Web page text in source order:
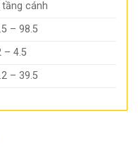
tầng cánh
– 98.5
– 4.5
– 39.5